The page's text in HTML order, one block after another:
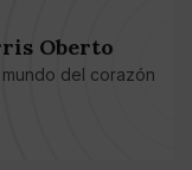
Oberto
del corazón